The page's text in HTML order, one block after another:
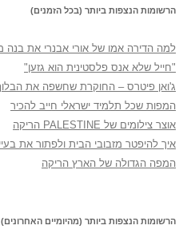
הרשומות הנצפות ביותר (בכל הזמנים)
למה הדירה אמו של אורי אבנרי את
"חייל שלא אנס פלסטינית הוא גזען"
ג'ואן פיטרס – החוקרת שחשפה את
המפות שכל תלמיד ישראלי חייב להכיר
אוצר צילומים של PALESTINE הריקה
איך להיפטר מזבובי הבית ולפתור את
המפה הגדולה של הארץ הריקה
הרשומות הנצפות ביותר (מהיומיים האחרונים)